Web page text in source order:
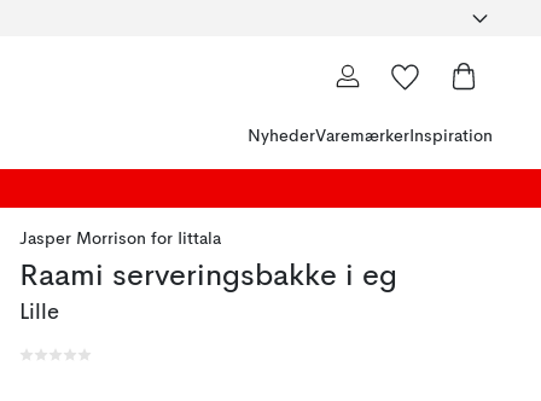
NyhederVaremærker Inspiration
Jasper Morrison for Iittala
Raami serveringsbakke i eg
Lille